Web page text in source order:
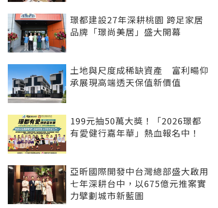
璟都建設27年深耕桃園 跨足家居
品牌「璟尚美居」盛大開幕
土地與尺度成稀缺資產 富利暘仰
承展現高端透天保值新價值
199元抽50萬大獎！「2026璟都
有愛健行嘉年華」熱血報名中！
亞昕國際開發中台灣總部盛大啟用
七年深耕台中，以675億元推案實
力擘劃城市新藍圖